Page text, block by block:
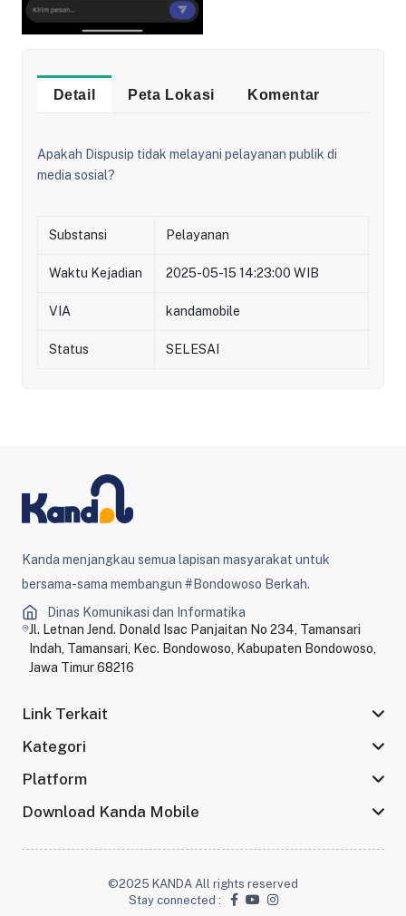
Detail Peta Lokasi Komentar
Apakah Dispusip tidak melayani pelayanan publik di
media sosial?
Substansi Pelayanan
Waktu Kejadian 2025-05-15 14:23:00 WIB
VIA kandamobile
Status SELESAI
Kanda menjangkau semua lapisan masyarakat untuk
bersama-sama membangun #Bondowoso Berkah.
Dinas Komunikasi dan Informatika
Jl. Letnan Jend. Donald Isac Panjaitan No 234, Tamansari
Indah, Tamansari, Kec. Bondowoso, Kabupaten Bondowoso,
Jawa Timur 68216
Link Terkait
Kategori
Platform
Download Kanda Mobile
©2025 KANDA All rights reserved
Stay connected :